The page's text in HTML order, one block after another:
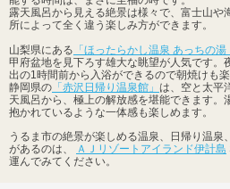
露天風呂から見える絶景は様々で、富士山
所によって全く違う楽しみ方ができます。
山梨県にある 「ほったらかし温泉 あっちの湯
甲府盆地を見下ろす雄大な眺望が人気です。
出の1時間前から入浴ができるので朝焼けも楽
静岡県の 「赤沢日帰り温泉館」 は、空と太平
天風呂から、極上の解放感を堪能できます。
抱かれているような一体感も楽しめます。
うるま市の絶景が楽しめる温泉、日帰り温
があるのは、
ＡＪリゾートアイランド伊計島
運んでみてください。